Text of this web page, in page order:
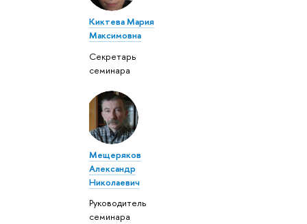
Киктева Мария
Максимовна
Секретарь
семинара
Мещеряков
Александр
Николаевич
Руководитель
семинара